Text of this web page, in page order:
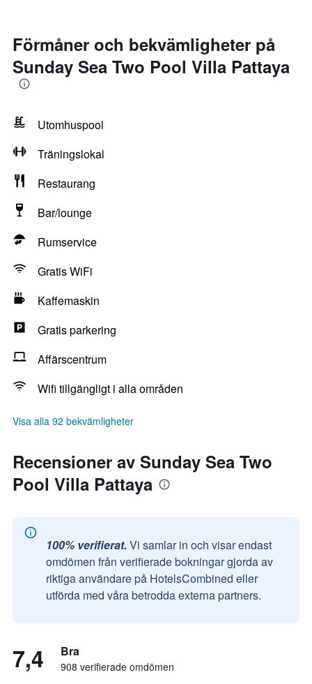
Förmåner och bekvämligheter på
Sunday Sea Two Pool Villa Pattaya
Utomhuspool
Träningslokal
Restaurang
Bar/lounge
Rumservice
Gratis WiFi
Kaffemaskin
Gratis parkering
Affärscentrum
Wifi tillgängligt i alla områden
Visa alla 92 bekvämligheter
Recensioner av Sunday Sea Two
Pool Villa Pattaya
100% verifierat. Vi samlar in och visar endast
omdömen från verifierade bokningar gjorda av
riktiga användare på HotelsCombined eller
utförda med våra betrodda externa partners.
7,4 Bra
908 verifierade omdömen